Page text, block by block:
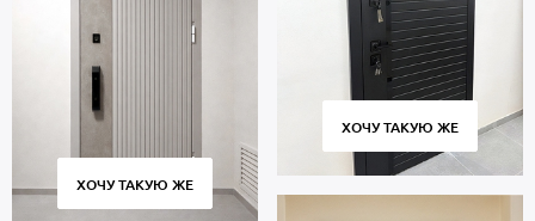
ХОЧУ ТАКУЮ ЖЕ
ХОЧУ ТАКУЮ ЖЕ